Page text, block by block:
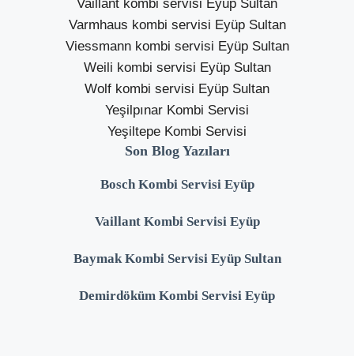
Vaillant kombi servisi Eyüp Sultan
Varmhaus kombi servisi Eyüp Sultan
Viessmann kombi servisi Eyüp Sultan
Weili kombi servisi Eyüp Sultan
Wolf kombi servisi Eyüp Sultan
Yeşilpınar Kombi Servisi
Yeşiltepe Kombi Servisi
Son Blog Yazıları
Bosch Kombi Servisi Eyüp
Vaillant Kombi Servisi Eyüp
Baymak Kombi Servisi Eyüp Sultan
Demirdöküm Kombi Servisi Eyüp